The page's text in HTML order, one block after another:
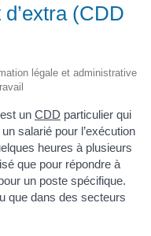
(CDD
légale et administrative
un CDD particulier qui
salarié pour l’exécution
heures à plusieurs
que pour répondre à
un poste spécifique.
que dans des secteurs